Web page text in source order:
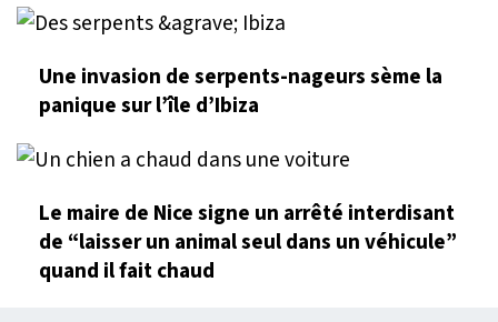
Une invasion de serpents-nageurs sème la
panique sur l’île d’Ibiza
Le maire de Nice signe un arrêté interdisant
de “laisser un animal seul dans un véhicule”
quand il fait chaud